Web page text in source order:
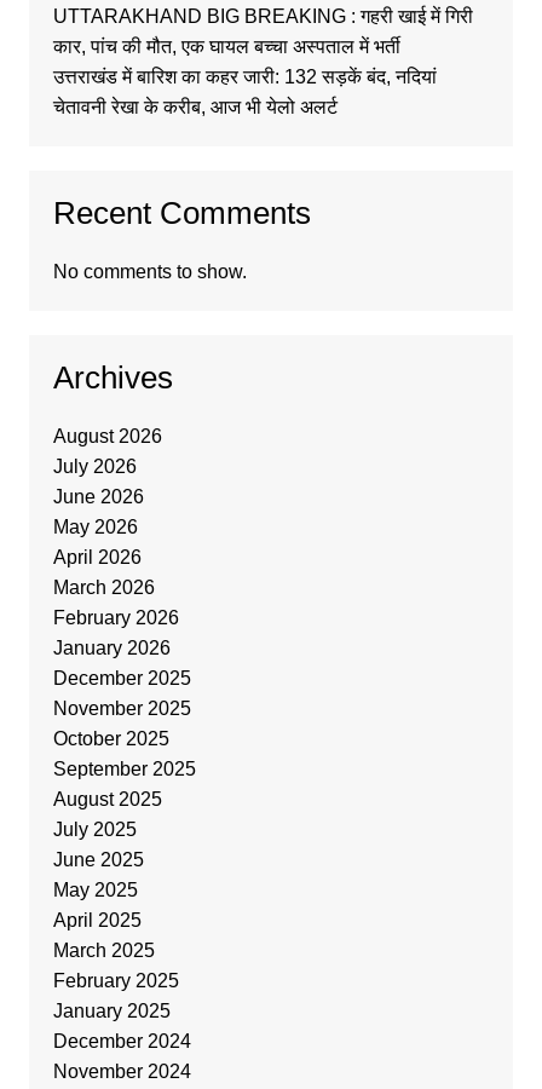
UTTARAKHAND BIG BREAKING : गहरी खाई में गिरी
कार, पांच की मौत, एक घायल बच्चा अस्पताल में भर्ती
उत्तराखंड में बारिश का कहर जारी: 132 सड़कें बंद, नदियां
चेतावनी रेखा के करीब, आज भी येलो अलर्ट
Recent Comments
No comments to show.
Archives
August 2026
July 2026
June 2026
May 2026
April 2026
March 2026
February 2026
January 2026
December 2025
November 2025
October 2025
September 2025
August 2025
July 2025
June 2025
May 2025
April 2025
March 2025
February 2025
January 2025
December 2024
November 2024